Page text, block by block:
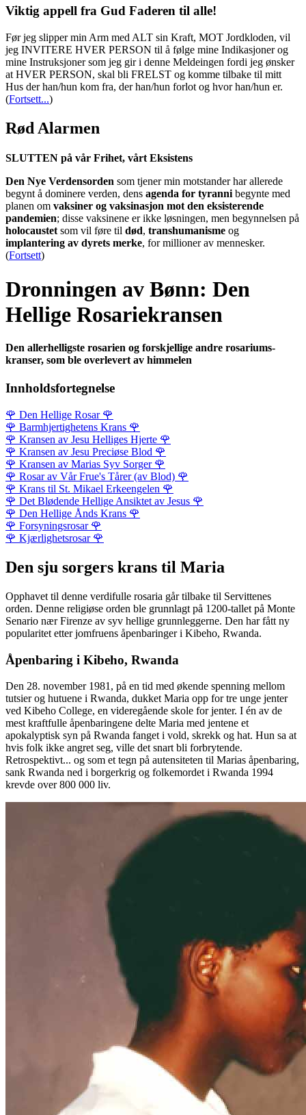
Viktig appell fra Gud Faderen til alle!
Før jeg slipper min Arm med ALT sin Kraft, MOT Jordkloden, vil
jeg INVITERE HVER PERSON til å følge mine Indikasjoner og
mine Instruksjoner som jeg gir i denne Meldeingen fordi jeg ønsker
at HVER PERSON, skal bli FRELST og komme tilbake til mitt
Hus der han/hun kom fra, der han/hun forlot og hvor han/hun er.
(Fortsett...)
Rød Alarmen
SLUTTEN på vår Frihet, vårt Eksistens
Den Nye Verdensorden som tjener min motstander har allerede
begynt å dominere verden, dens agenda for tyranni begynte med
planen om vaksiner og vaksinasjon mot den eksisterende
pandemien; disse vaksinene er ikke løsningen, men begynnelsen på
holocaustet som vil føre til død, transhumanisme og
implantering av dyrets merke, for millioner av mennesker.
(Fortsett)
Dronningen av Bønn: Den
Hellige Rosariekransen
Den allerhelligste rosarien og forskjellige andre rosariums-
kranser, som ble overlevert av himmelen
Innholdsfortegnelse
🌹 Den Hellige Rosar 🌹
🌹 Barmhjertighetens Krans 🌹
🌹 Kransen av Jesu Helliges Hjerte 🌹
🌹 Kransen av Jesu Preciøse Blod 🌹
🌹 Kransen av Marias Syv Sorger 🌹
🌹 Rosar av Vår Frue's Tårer (av Blod) 🌹
🌹 Krans til St. Mikael Erkeengelen 🌹
🌹 Det Blødende Hellige Ansiktet av Jesus 🌹
🌹 Den Hellige Ånds Krans 🌹
🌹 Forsyningsrosar 🌹
🌹 Kjærlighetsrosar 🌹
Den sju sorgers krans til Maria
Opphavet til denne verdifulle rosaria går tilbake til Servittenes
orden. Denne religiøse orden ble grunnlagt på 1200-tallet på Monte
Senario nær Firenze av syv hellige grunnleggerne. Den har fått ny
popularitet etter jomfruens åpenbaringer i Kibeho, Rwanda.
Åpenbaring i Kibeho, Rwanda
Den 28. november 1981, på en tid med økende spenning mellom
tutsier og hutuene i Rwanda, dukket Maria opp for tre unge jenter
ved Kibeho College, en videregående skole for jenter. I én av de
mest kraftfulle åpenbaringene delte Maria med jentene et
apokalyptisk syn på Rwanda fanget i vold, skrekk og hat. Hun sa at
hvis folk ikke angret seg, ville det snart bli forbrytende.
Retrospektivt... og som et tegn på autensiteten til Marias åpenbaring,
sank Rwanda ned i borgerkrig og folkemordet i Rwanda 1994
krevde over 800 000 liv.